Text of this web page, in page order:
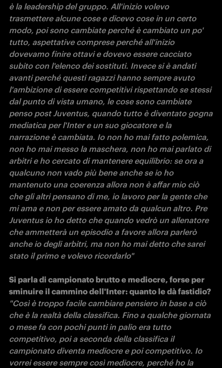
è la leadership del gruppo. All'inizio volevo
trasmettere alcune cose e dicevo cose in un certo
modo, poi sono cambiate perché è cambiato un po'
tutto, aspettative comprese perché all'inizio
dovevamo finire ottavi e dovevo essere cacciato
subito con l'elenco dei sostituti. Invece si è andati
avanti perché questi ragazzi hanno sempre avuto
l'ambizione di essere competitivi rispettando se stessi
dal punto di vista umano, le cose sono cambiate
penso post Juventus, quando tutto è diventato gogna
mediatica per l'Inter e un suo giocatore e la
narrazione è cambiata. Io non ho mai fatto polemica,
non ho mai messo la maschera, non ho mai parlato di
arbitri e ho cercato di mantenere equilibrio: se ora a
qualcuno non vado più bene anche se io ho
mantenuto una coerenza allora non è affar mio ciò
che gli altri pensano di me, io lavoro per la gente che
mi ama e non per essere amato da qualcun altro. Pre
Juventus io ho detto che quando vedrò un allenatore
che ammetterà un episodio a favore allora parlerò
anche io degli arbitri, ma non ho mai detto che sarei
stato il primo e volevo ricordarlo"
Si parla di campionato brutto e mediocre, forse per
"Così è troppo facile cambiare pensiero in base a ciò
che è la realtà della classifica. Fino a qualche giornata
o mese fa con pochi punti in palio era tutto
competitivo, poi a seconda della classifica il
campionato diventa mediocre e poi competitivo. Io
vorrei essere sempre così mediocre, perché ho la